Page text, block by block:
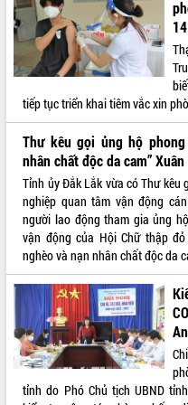
Xây dựng nông thôn mới: Nâng cao
sống người dân từ những mô hình
thực
Quyết liệt tháo gỡ vướng mắc, đẩy
nhanh tiến độ các dự án trọng điểm
trong Khu kinh tế Nam Phú Yên
Hòn Yến phát triển du lịch gắn với bảo
tồn biển
Lấy ý kiến điều chỉnh Quy hoạch tỉnh
Đắk Lắk thời kỳ 2021-2030, tầm nhìn
đến năm 2050
Phát động chiến dịch 30 ngày đêm
giải phóng mặt bằng Tuyến đường bộ
ven biển
Đắk Lắk nỗ lực thúc đẩy tăng trưởng
kinh tế từ 10% trở lên trong Quý
II/2026
Đắk Lắk ký kết thỏa thuận hợp tác về
chuyển đổi số giai đoạn 2026 – 2030
Việt Nam
tiếp tục triển khai tiêm vắc xin
Thư kêu gọi ủng hộ
nhân chất độc da cam”
Tỉnh ủy Đắk Lắk vừa có Thư kêu
nghiệp quan tâm vận động
người lao động tham gia ủng
vận động của Hội Chữ thập
nghèo và nạn nhân chất độc da
An
tỉnh do Phó Chủ tịch UBND